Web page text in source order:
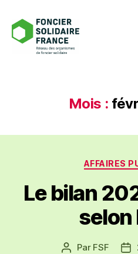
Mois :
AFFAIRES
Le bilan
selon
Auteur
Par FSF